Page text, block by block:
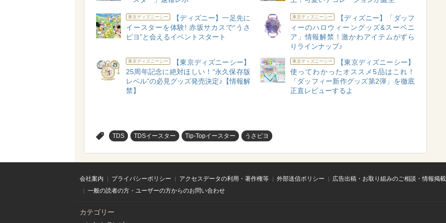
東京ディズニーシー
【ディズニー】一足先に
イースターを体験! 赤坂サカスで“うさ
ピヨ”と会えるイベントスタート
東京ディズニーシー
【ディズニー】「ダッフ
ィーのハロウィーングッズ&スーベニ
ア」情報解禁！激かわアイテムがずら
りラインナップ♪
東京ディズニーシー
【東京ディズニーシー】
25周年記念に絶対ほしい！“永久保存版
レベル”の必見グッズ発売決定♪【情報解
禁】
東京ディズニーシー
【東京ディズニーシー】
使ってわかったオススメ5品はこれ！
「ダッフィー新作グッズ第2弾」を徹底
正直レビューするよ
TDS TDSイースター Tip-Topイースター うさピヨ
会社案内 プライバシーポリシー アクセスデータの利用・著作権等 外部送信ポリシー
広告出稿・お取り組みのご相談・情報掲
一般の読者の方・ユーザーの方からのお問い合わせ
カテゴリー